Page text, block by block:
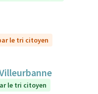
le tri citoyen
le tri citoyen